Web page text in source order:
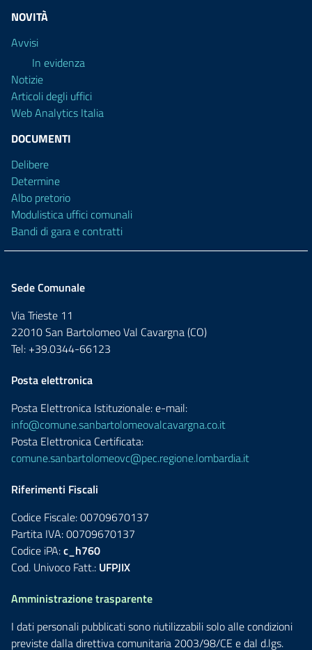
NOVITÀ
Avvisi
In evidenza
Notizie
Articoli degli uffici
Web Analytics Italia
DOCUMENTI
Delibere
Determine
Albo pretorio
Modulistica uffici comunali
Bandi di gara e contratti
Sede Comunale
Via Trieste 11
22010 San Bartolomeo Val Cavargna (CO)
Tel: +39.0344-66123
Posta elettronica
Posta Elettronica Istituzionale: e-mail:
info@comune.sanbartolomeovalcavargna.co.it
Posta Elettronica Certificata:
comune.sanbartolomeovc@pec.regione.lombardia.it
Riferimenti Fiscali
Codice Fiscale: 00709670137
Partita IVA: 00709670137
Codice iPA:c_h760
Cod. Univoco Fatt.: UFPJIX
Amministrazione trasparente
I dati personali pubblicati sono riutilizzabili solo alle condizioni
previste dalla direttiva comunitaria 2003/98/CE e dal d.lgs.